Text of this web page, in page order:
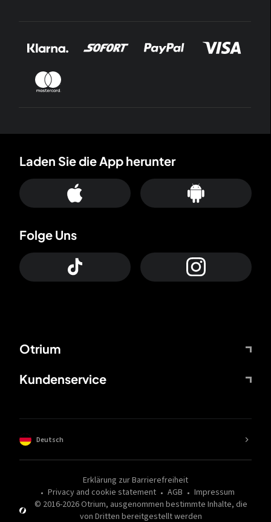
Otrium
Kundenservice
Laden Sie die App herunter
Folge Uns
© 2016-2026Otrium, ausgenommen bestimmte Inhalte, die
von Dritten bereitgestellt werden
Erklärung zur Barrierefreiheit
Privacy and cookie statement
AGB Impressum
Deutsch